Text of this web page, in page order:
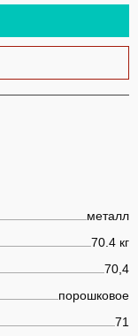
металл
70.4 кг
70,4
порошковое
71